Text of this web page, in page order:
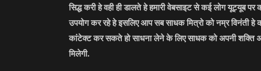
सिद्ध करी हे वही ही डालते हे हमारी वेबसाइट से कई लोग यूट्यूब
उपयोग कर रहे हे इसलिए आप सब साधक मित्रो को नम्र विनंती हे
कांटेक्ट कर सकते हो साधना लेने के लिए साधक को अपनी शक्ति
मिलेगी.